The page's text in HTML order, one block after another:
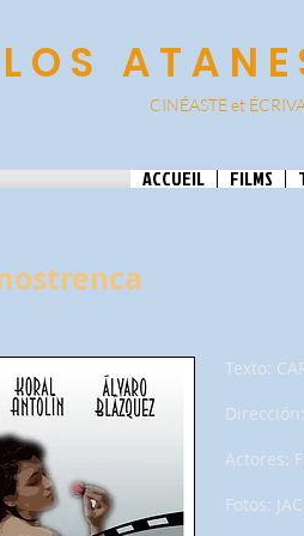
CINÉASTE et
ACCUEIL FILMS
Texto:
Dirección:
Actores:
Fotos: